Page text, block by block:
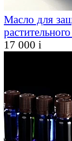
Масло для
17 000 i